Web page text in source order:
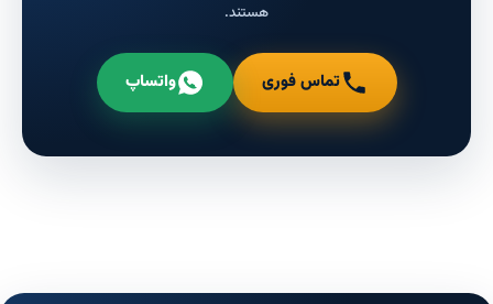
هستند.
تماس فوری واتساپ